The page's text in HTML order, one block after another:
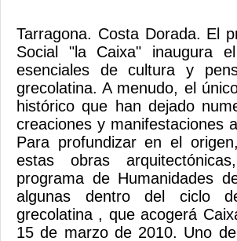
Tarragona. Costa Dorada. El
Social "la Caixa" inaugura
esenciales de cultura y
grecolatina. A menudo, el
histórico que han dejado
creaciones y manifestaciones
Para profundizar en el
estas obras
programa de Humanidades
algunas dentro del ciclo
grecolatina , que acogerá
15 de marzo de 2010. Uno